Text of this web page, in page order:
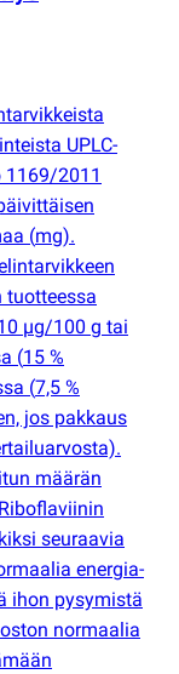
UPLC-
1169/2011
(mg).
tuotteessa
µg/100 g tai
(15 %
(7,5 %
jos pakkaus
määrän
seuraavia
energia-
ihon pysymistä
normaalia